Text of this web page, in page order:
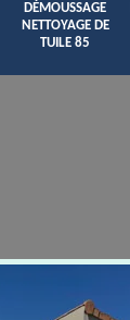
DÉMOUSSAGE
NETTOYAGE DE
TUILE 85